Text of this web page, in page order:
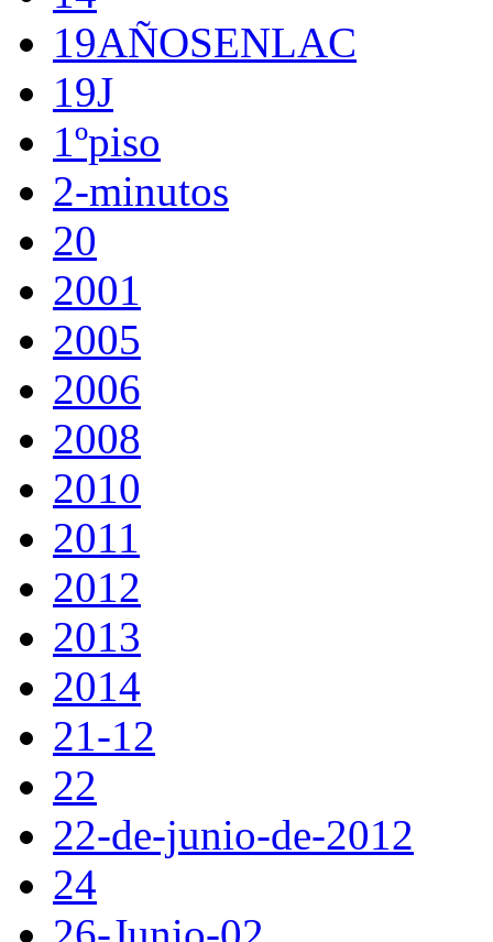
19AÑOSENLAC
19J
1ºpiso
2-minutos
20
2001
2005
2006
2008
2010
2011
2012
2013
2014
21-12
22
22-de-junio-de-2012
24